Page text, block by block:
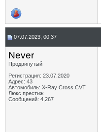
07.07.2023, 00:37
Never
Продвинутый
Регистрация: 23.07.2020
Адрес: 43
Автомобиль: X-Ray Cross CVT
Люкс престиж.
Сообщений: 4,267